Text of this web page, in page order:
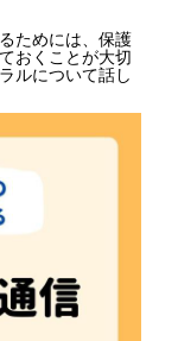
ためには、保護
おくことが大切
ルについて話し